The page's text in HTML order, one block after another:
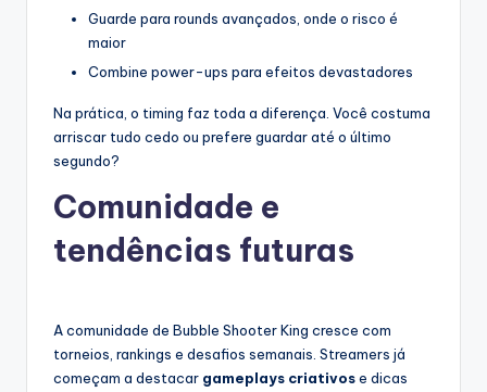
Guarde para rounds avançados, onde o risco é
maior
Combine power-ups para efeitos devastadores
Na prática, o timing faz toda a diferença. Você costuma
arriscar tudo cedo ou prefere guardar até o último
segundo?
Comunidade e
tendências futuras
A comunidade de Bubble Shooter King cresce com
torneios, rankings e desafios semanais. Streamers já
começam a destacar gameplays criativose dicas